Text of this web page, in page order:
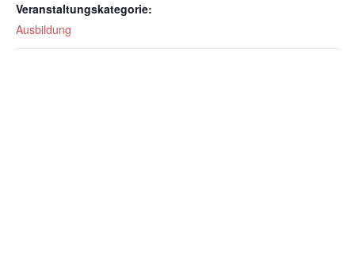
Veranstaltungskategorie:
Ausbildung